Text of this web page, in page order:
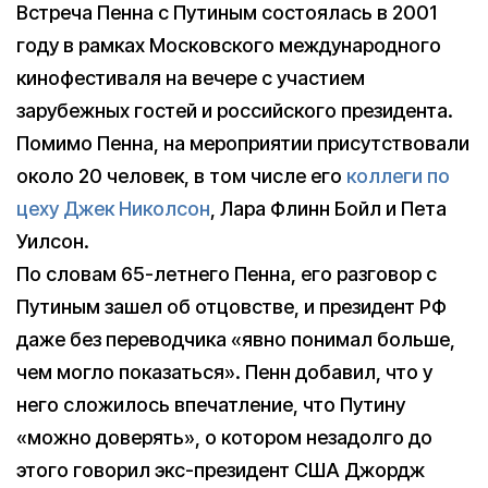
Встреча Пенна с Путиным состоялась в 2001
году в рамках Московского международного
кинофестиваля на вечере с участием
зарубежных гостей и российского президента.
Помимо Пенна, на мероприятии присутствовали
около 20 человек, в том числе его коллеги по
цеху Джек Николсон, Лара Флинн Бойл и Пета
Уилсон.
По словам 65-летнего Пенна, его разговор с
Путиным зашел об отцовстве, и президент РФ
даже без переводчика «явно понимал больше,
чем могло показаться». Пенн добавил, что у
него сложилось впечатление, что Путину
«можно доверять», о котором незадолго до
этого говорил экс-президент США Джордж